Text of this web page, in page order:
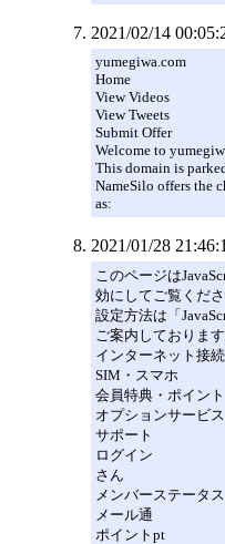
2021/02/14
yumegiwa.com
Home
View Videos
View Tweets
Submit Offer
Welcome to
This domain is
NameSilo offers the
as:
2021/01/28
このページは
効にしてご覧くださ
設定方法は「
ご案内しております
インターネット接続
SIM・スマホ
会員特典・ポイント
オプションサービス
サポート
ログイン
さん
メンバーステータス
メール通
ポイントpt